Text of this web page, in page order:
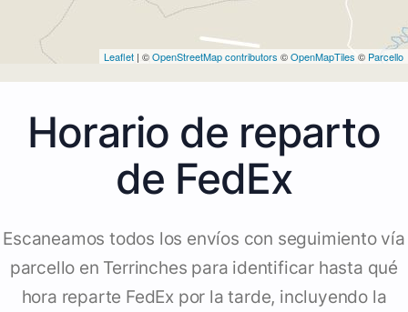
Leaflet | ©OpenStreetMap contributors ©OpenMapTiles © Parcello
Horario de reparto
de FedEx
Escaneamos todos los envíos con seguimiento vía
parcello en Terrinches para identificar hasta qué
hora reparte FedEx por la tarde, incluyendo la